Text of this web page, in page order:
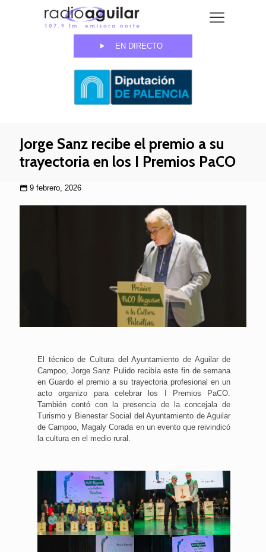
EN DIRECTO
Jorge Sanz recibe el premio a su
trayectoria en los I Premios PaCO
9 febrero, 2026
El técnico de Cultura del Ayuntamiento de Aguilar de
Campoo, Jorge Sanz Pulido recibía este fin de semana
en Guardo el premio a su trayectoria profesional en un
acto organizo para celebrar los I Premios PaCO.
También contó con la presencia de la concejala de
Turismo y Bienestar Social del Ayuntamiento de Aguilar
de Campoo, Magaly Corada en un evento que reivindicó
la cultura en el medio rural.